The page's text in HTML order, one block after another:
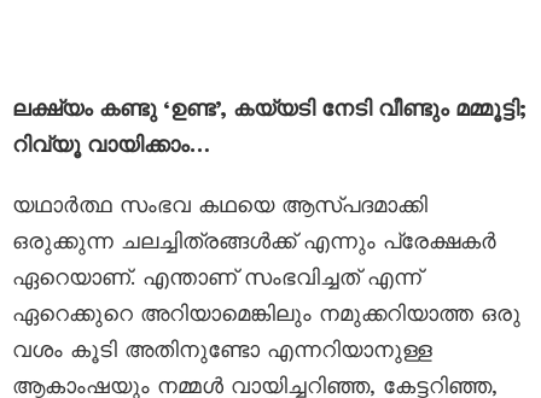
ലക്ഷ്യം കണ്ടു ‘ഉണ്ട’, കയ്യടി നേടി വീണ്ടും മമ്മൂട്ടി;
റിവ്യൂ വായിക്കാം…
യഥാർത്ഥ സംഭവ കഥയെ ആസ്പദമാക്കി
ഒരുക്കുന്ന ചലച്ചിത്രങ്ങൾക്ക് എന്നും പ്രേക്ഷകർ
ഏറെയാണ്. എന്താണ് സംഭവിച്ചത് എന്ന്
ഏറെക്കുറെ അറിയാമെങ്കിലും നമുക്കറിയാത്ത ഒരു
വശം കൂടി അതിനുണ്ടോ എന്നറിയാനുള്ള
ആകാംഷയും നമ്മൾ വായിച്ചറിഞ്ഞ, കേട്ടറിഞ്ഞ,